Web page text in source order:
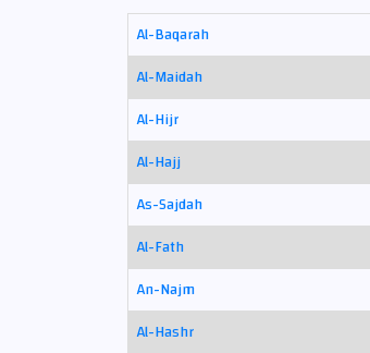
Al-Baqarah
Al-Maidah
Al-Hijr
Al-Hajj
As-Sajdah
Al-Fath
An-Najm
Al-Hashr